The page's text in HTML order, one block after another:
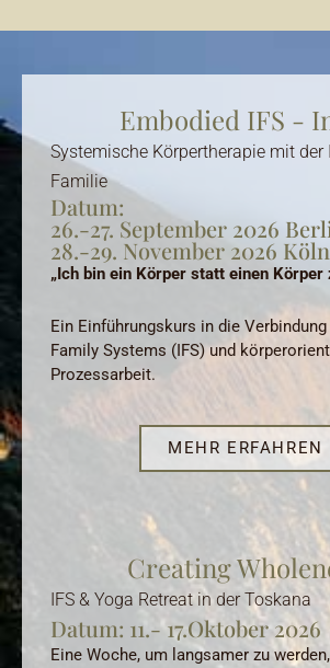
Embodied IFS -
Systemische Körpertherapie mit der
Familie
Datum:
26.-27. September 2026
28.-29. November 2026 Köln
„Ich bin ein Körper statt einen Körper
Ein Einführungskurs in die Verbindung
Family Systems (IFS) und
Prozessarbeit.
MEHR ERFAHREN
Creating
IFS & Yoga Retreat in der Toskana
Datum: 11.- 17.Oktober 2026
Eine Woche, um langsamer zu